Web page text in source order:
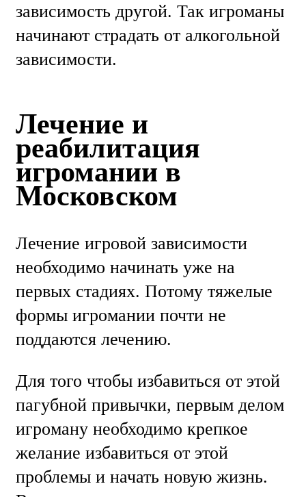
зависимость другой. Так игроманы
начинают страдать от алкогольной
зависимости.
Лечение и
реабилитация
игромании в
Московском
Лечение игровой зависимости
необходимо начинать уже на
первых стадиях. Потому тяжелые
формы игромании почти не
поддаются лечению.
Для того чтобы избавиться от этой
пагубной привычки, первым делом
игроману необходимо крепкое
желание избавиться от этой
проблемы и начать новую жизнь.